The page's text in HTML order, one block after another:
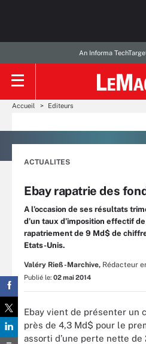
An Informa
Accueil Editeurs
ACTUALITES
Ebay rapatrie des
A l’occasion de ses résultats
d’un taux d’imposition effectif
rapatriement de 9 Md$ de
Etats-Unis.
Valéry Rieß-Marchive, Rédacteur
Publié le: 02 mai 2014
Ebay vient de présenter un
près de 4,3 Md$ pour le
assorti d’une perte nette